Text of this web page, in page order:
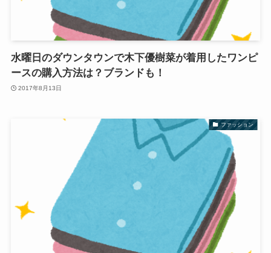
水曜日のダウンタウンで木下優樹菜が着用したワンピ
ースの購入方法は？ブランドも！
2017年8月13日
ファッション